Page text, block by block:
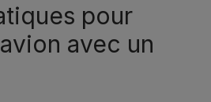
pour
avec un